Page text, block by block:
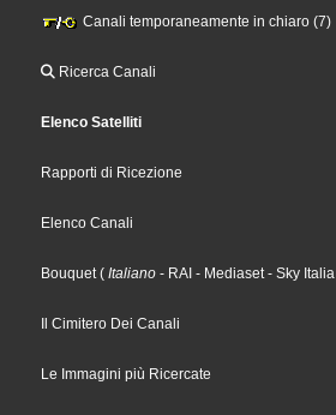
Canali temporaneamente in chiaro (7)
Ricerca Canali
Elenco Satelliti
Rapporti di Ricezione
Elenco Canali
Bouquet( Italiano - RAI - Mediaset- Sky Italia
Il Cimitero Dei Canali
Le Immagini più Ricercate